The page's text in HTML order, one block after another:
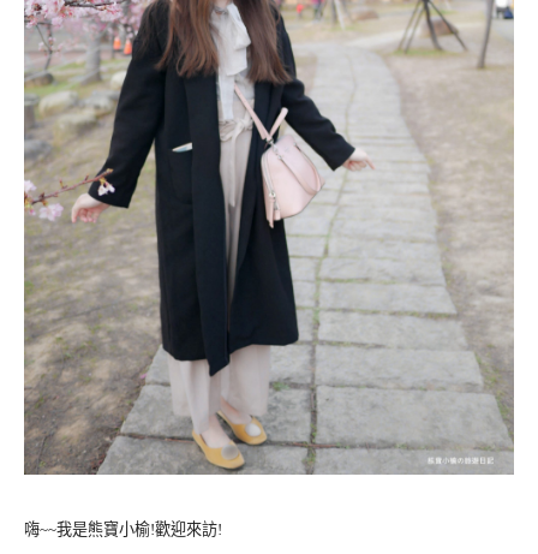
嗨~~我是熊寶小榆!歡迎來訪!